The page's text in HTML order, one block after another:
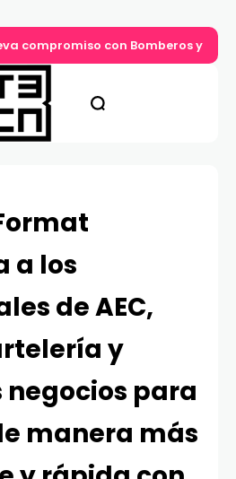
compromiso con Bomberos y
a los
de AEC,
y
negocios para
manera más